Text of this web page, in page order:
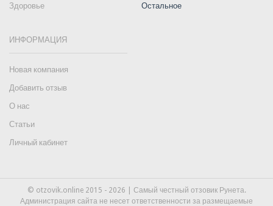
Здоровье
Остальное
ИНФОРМАЦИЯ
Новая компания
Добавить отзыв
О нас
Статьи
Личный кабинет
© otzovik.online 2015 - 2026 | Самый честный отзовик Рунета.
Администрация сайта не несет ответственности за размещаемые